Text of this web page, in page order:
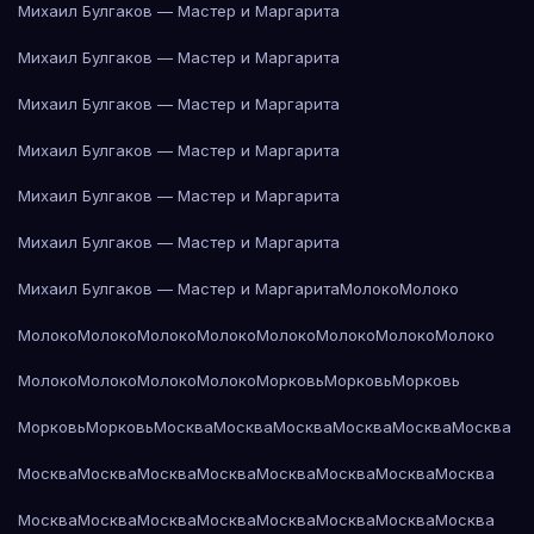
Михаил Булгаков — Мастер и Маргарита
Михаил Булгаков — Мастер и Маргарита
Михаил Булгаков — Мастер и Маргарита
Михаил Булгаков — Мастер и Маргарита
Михаил Булгаков — Мастер и Маргарита
Михаил Булгаков — Мастер и Маргарита
Михаил Булгаков — Мастер и МаргаритаМолокоМолоко
МолокоМолокоМолокоМолокоМолокоМолокоМолокоМолоко
МолокоМолокоМолокоМолокоМорковьМорковьМорковь
МорковьМорковьМоскваМоскваМоскваМоскваМоскваМосква
МоскваМоскваМоскваМоскваМоскваМоскваМоскваМосква
МоскваМоскваМоскваМоскваМоскваМоскваМоскваМосква